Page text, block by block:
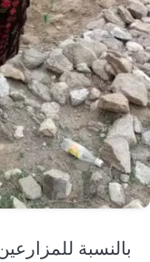
بالنسبة